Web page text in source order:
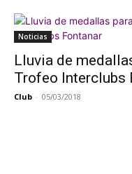
Noticias
Lluvia de
Trofeo Interclubs
Club - 05/03/2018